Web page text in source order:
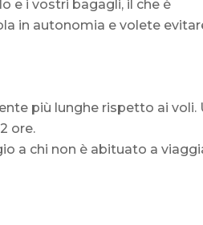
e i vostri bagagli, il che è
in autonomia e volete
più lunghe rispetto ai voli.
ore.
a chi non è abituato a